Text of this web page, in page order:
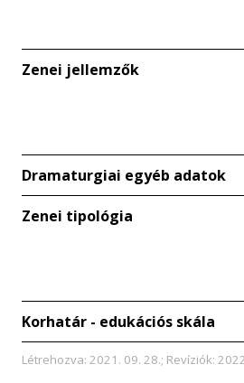
Zenei jellemzők
Dramaturgiai egyéb adatok
Zenei tipológia
Korhatár - edukációs skála
Létrehozva: 2021. 09. 28.; Revíziók: